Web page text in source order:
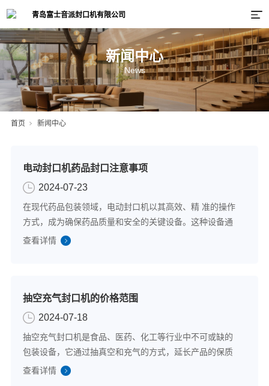
新闻中心
News
首页 新闻中心
电动封口机药品封口注意事项
2024-07-23
在现代药品包装领域，电动封口机以其高效、精 准的操作
方式，成为确保药品质量和安全的关键设备。这种设备通
过热封或电磁封口技术，不仅保障了药品包装的密封性和
查看详情
抽空充气封口机的价格范围
2024-07-18
抽空充气封口机是食品、医药、化工等行业中不可或缺的
包装设备，它通过抽真空和充气的方式，延长产品的保质
期并保持其新鲜度。也正是因为功能的实用以及操作的便
查看详情